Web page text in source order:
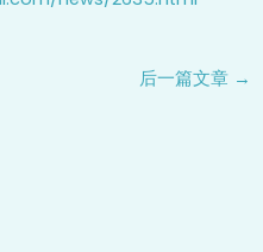
后一篇文章 →